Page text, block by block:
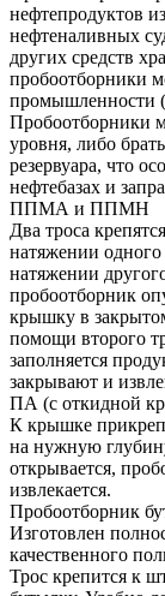
нефтепродуктов
нефтеналивных
других средств
пробоотборники
промышленности
Пробоотборники
уровня, либо
резервуара, что
нефтебазах и
ППМА и ППМН
Два троса
натяжении
натяжении
пробоотборник
крышку в
помощи второго
заполняется
закрывают и
ПА (с откидной
К крышке
на нужную
открывается,
извлекается.
Пробоотборник
Изготовлен
качественного
Трос крепится к